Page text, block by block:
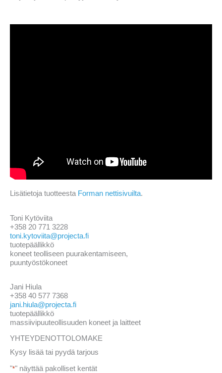
Lisätietoja tuotteesta Forman nettisivuilta.
Toni Kytöviita
+358 20 771 3228
toni.kytoviita@projecta.fi
tuotepäällikkö
koneet teolliseen puurakentamiseen,
puuntyöstökoneet
Jani Hiula
+358 40 577 7368
jani.hiula@projecta.fi
tuotepäällikkö
massiivipuuteollisuuden koneet ja laitteet
YHTEYDENOTTOLOMAKE
Kysy lisää tai pyydä tarjous
"*" näyttää pakolliset kentät